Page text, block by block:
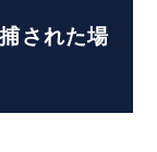
された場